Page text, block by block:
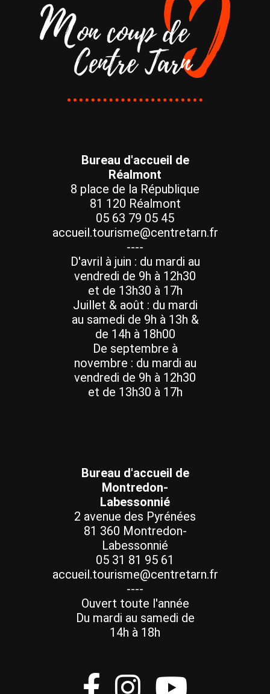
Bureau d'accueil de
Réalmont
8 place de la République
81 120 Réalmont
05 63 79 05 45
accueil.tourisme@centretarn.fr
----
D'avril à juin : du mardi au
vendredi de 9h à 12h30
et de 13h30 à 17h
Juillet & août : du mardi
au samedi de 9h à 13h &
de 14h à 18h00
De septembre à
novembre : du mardi au
vendredi de 9h à 12h30
et de 13h30 à 17h
Bureau d'accueil de
Montredon-
Labessonnié
2 avenue des Pyrénées
81 360 Montredon-
Labessonnié
05 31 81 95 61
accueil.tourisme@centretarn.fr
----
Ouvert toute l'année
Du mardi au samedi de
14h à 18h